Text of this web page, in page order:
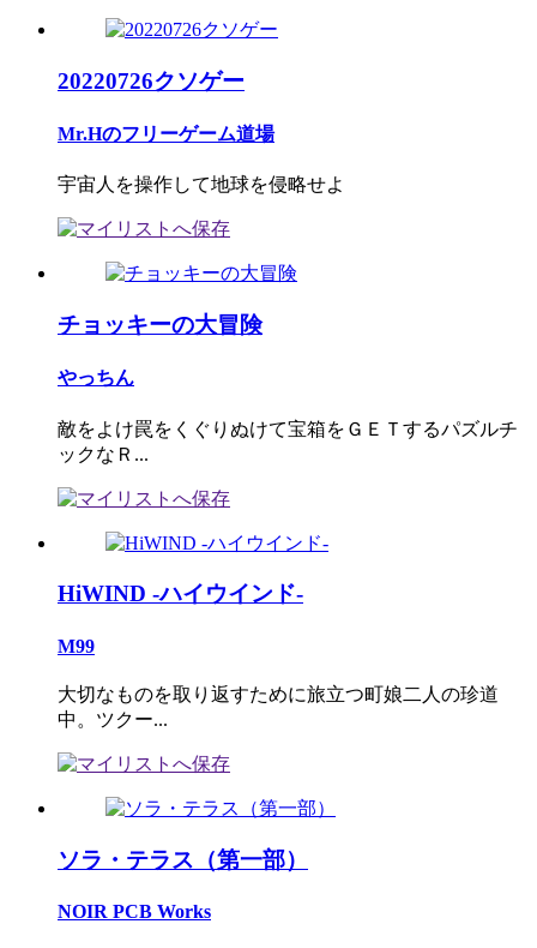
20220726クソゲー
Mr.Hのフリーゲーム道場
宇宙人を操作して地球を侵略せよ
チョッキーの大冒険
やっちん
敵をよけ罠をくぐりぬけて宝箱をＧＥＴするパズルチ
ックなＲ...
HiWIND -ハイウインド-
M99
大切なものを取り返すために旅立つ町娘二人の珍道
中。ツクー...
ソラ・テラス（第一部）
NOIR PCB Works